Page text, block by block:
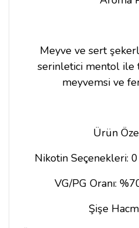
Meyve ve sert
serinletici mentol ile
meyvemsi ve
Ürün
Nikotin Seçenekleri:
VG/PG Oranı:
Şişe